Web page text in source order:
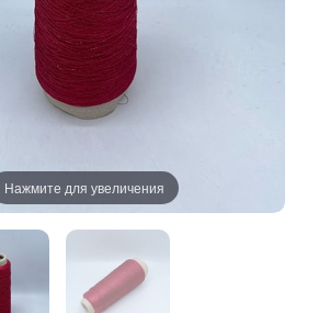
Нажмите для увеличения